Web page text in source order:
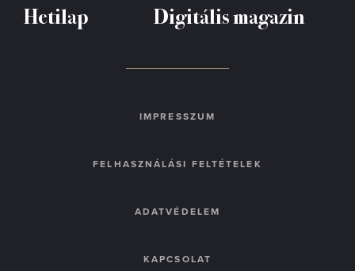
Hetilap Digitális magazin
IMPRESSZUM
FELHASZNÁLÁSI FELTÉTELEK
ADATVÉDELEM
KAPCSOLAT